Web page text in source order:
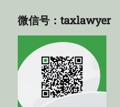
微信号：taxlawyer